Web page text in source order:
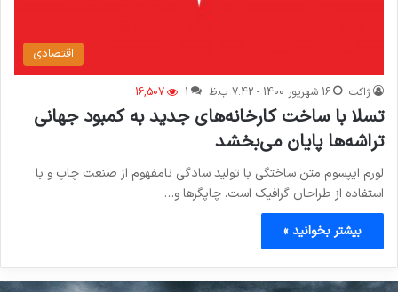
اقتصادی
ژاکت 16 شهریور 1400 - 7:42 ب.ظ 1
16,507
تسلا با ساخت کارخانه‌های جدید به کمبود جهانی
تراشه‌ها پایان می‌بخشد
لورم ایپسوم متن ساختگی با تولید سادگی نامفهوم از صنعت چاپ و با
استفاده از طراحان گرافیک است. چاپگرها و…
بیشتر بخوانید »